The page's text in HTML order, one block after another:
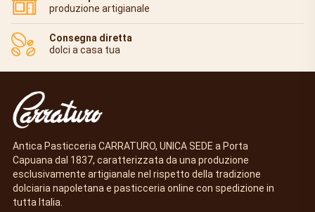
produzione artigianale
Consegna diretta
dolci a casa tua
Antica Pasticceria CARRATURO, UNICA SEDE a Porta
Capuana dal 1837, caratterizzata da una produzione
esclusivamente artigianale nel rispetto della tradizione
dolciaria napoletana e pasticceria online con spedizione in
tutta Italia.